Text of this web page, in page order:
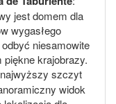
jest domem dla
wygasłego
niesamowite
krajobrazy.
szczyt
widok